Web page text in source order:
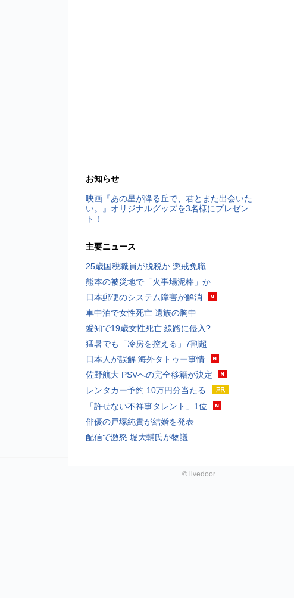
お知らせ
映画『あの星が降る丘で、君とまた出会いた
い。』オリジナルグッズを3名様にプレゼン
ト！
主要ニュース
25歳国税職員が脱税か 懲戒免職
熊本の被災地で「火事場泥棒」か
日本郵便のシステム障害が解消
車中泊で女性死亡 遺族の胸中
愛知で19歳女性死亡 線路に侵入?
猛暑でも「冷房を控える」7割超
日本人が誤解 海外タトゥー事情
佐野航大 PSVへの完全移籍が決定
レンタカー予約 10万円分当たる
「許せない不祥事タレント」1位
俳優の戸塚純貴が結婚を発表
配信で激怒 堀大輔氏が物議
© livedoor